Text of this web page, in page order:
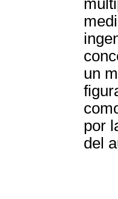
un
por
del